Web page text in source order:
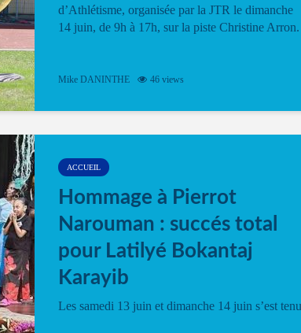
d’Athlétisme, organisée par la JTR le dimanche
14 juin, de 9h à 17h, sur la piste Christine Arron.
Mike DANINTHE 46 views
ACCUEIL
Hommage à Pierrot
Narouman : succés total
pour Latilyé Bokantaj
Karayib
Les samedi 13 juin et dimanche 14 juin s’est tenu